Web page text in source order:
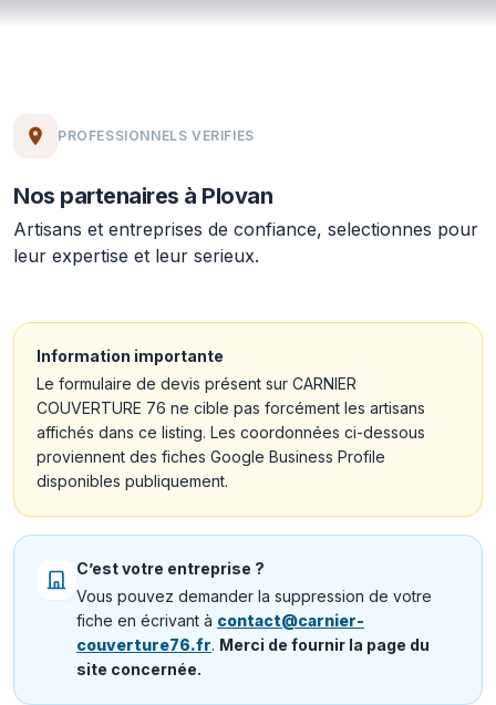
PROFESSIONNELS VERIFIES
Nos partenaires à Plovan
Artisans et entreprises de confiance, selectionnes pour
leur expertise et leur serieux.
Information importante
Le formulaire de devis présent sur CARNIER
COUVERTURE 76 ne cible pas forcément les artisans
affichés dans ce listing. Les coordonnées ci-dessous
proviennent des fiches Google Business Profile
disponibles publiquement.
C’est votre entreprise ?
Vous pouvez demander la suppression de votre
fiche en écrivant à contact@carnier-
couverture76.fr. Merci de fournir la page du
site concernée.